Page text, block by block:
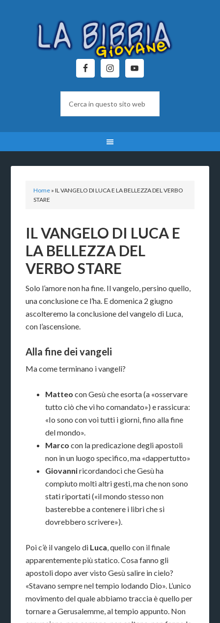
Home »IL VANGELO DI LUCA E LA BELLEZZA DEL VERBO
STARE
IL VANGELO DI LUCA E
LA BELLEZZA DEL
VERBO STARE
Solo l’amore non ha fine. Il vangelo, persino quello,
una conclusione ce l’ha. E domenica 2 giugno
ascolteremo la conclusione del vangelo di Luca,
con l’ascensione.
Alla fine dei vangeli
Ma come terminano i vangeli?
Matteo con Gesù che esorta (a «osservare
tutto ciò che vi ho comandato») e rassicura:
«Io sono con voi tutti i giorni, fino alla fine
del mondo».
Marco con la predicazione degli apostoli
non in un luogo specifico, ma «dappertutto»
Giovanniricordandoci che Gesù ha
compiuto molti altri gesti, ma che non sono
stati riportati («il mondo stesso non
basterebbe a contenere i libri che si
dovrebbero scrivere»).
Poi c’è il vangelo di Luca, quello con il finale
apparentemente più statico. Cosa fanno gli
apostoli dopo aver visto Gesù salire in cielo?
«Stavano sempre nel tempio lodando Dio». L’unico
movimento del quale abbiamo traccia è quello per
tornare a Gerusalemme, al tempio appunto. Non